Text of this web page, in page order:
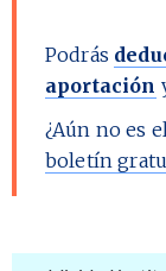
Podrás
aportación
¿Aún no es
boletín